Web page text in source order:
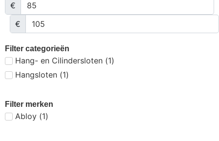
€
€
Filter categorieën
Hang- en Cilindersloten (1)
Hangsloten (1)
Filter merken
Abloy (1)